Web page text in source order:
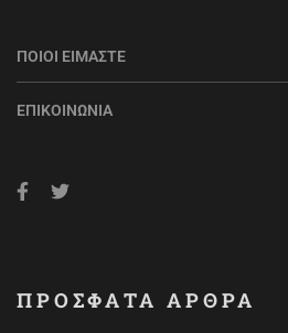
ΠΟΙΟΙ ΕΊΜΑΣΤΕ
ΕΠΙΚΟΙΝΩΝΊΑ
ΠΡΟΣΦΑΤΑ ΑΡΘΡΑ